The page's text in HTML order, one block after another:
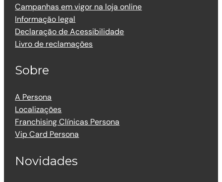
Campanhas em vigor na loja online
Informação legal
Declaração de Acessibilidade
Livro de reclamações
Sobre
A Persona
Localizações
Franchising Clínicas Persona
Vip Card Persona
Novidades